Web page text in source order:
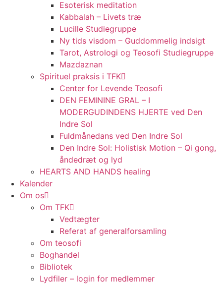
Esoterisk meditation
Kabbalah – Livets træ
Lucille Studiegruppe
Ny tids visdom – Guddommelig indsigt
Tarot, Astrologi og Teosofi Studiegruppe
Mazdaznan
Spirituel praksis i TFK
Center for Levende Teosofi
DEN FEMININE GRAL – I
MODERGUDINDENS HJERTE ved Den
Indre Sol
Fuldmånedans ved Den Indre Sol
Den Indre Sol: Holistisk Motion – Qi gong,
åndedræt og lyd
HEARTS AND HANDS healing
Kalender
Om os
Om TFK
Vedtægter
Referat af generalforsamling
Om teosofi
Boghandel
Bibliotek
Lydfiler – login for medlemmer